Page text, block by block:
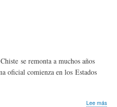
se remonta a muchos años
oficial comienza en los Estados
Lee más